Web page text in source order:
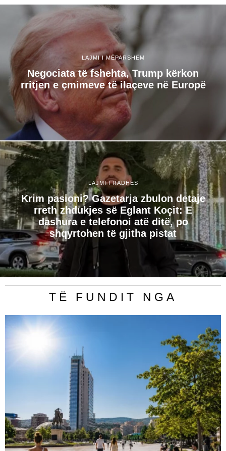
LAJMI I MËPARSHËM
Negociata të fshehta, Trump kërkon
rritjen e çmimeve të ilaçeve në Europë
LAJMI I RADHËS
Krim pasioni? Gazetarja zbulon detaje
rreth zhdukjes së Eglant Koçit: E
dashura e telefonoi atë ditë, po
shqyrtohen të gjitha pistat
TË FUNDIT NGA